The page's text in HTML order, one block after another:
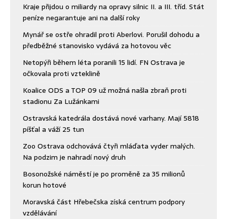
Kraje přijdou o miliardy na opravy silnic II. a III. tříd. Stát
peníze negarantuje ani na další roky
Mynář se ostře ohradil proti Aberlovi. Porušil dohodu a
předběžné stanovisko vydává za hotovou věc
Netopýři během léta poranili 15 lidí. FN Ostrava je
očkovala proti vzteklině
Koalice ODS a TOP 09 už možná našla zbraň proti
stadionu Za Lužánkami
Ostravská katedrála dostává nové varhany. Mají 5818
píšťal a váží 25 tun
Zoo Ostrava odchovává čtyři mláďata vyder malých.
Na podzim je nahradí nový druh
Bosonožské náměstí je po proměně za 35 milionů
korun hotové
Moravská část Hřebečska získá centrum podpory
vzdělávání